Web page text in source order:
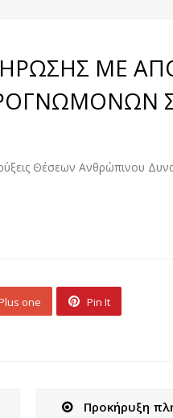
ΜΕ
Θέσεων Ανθρώπινου
one Pin It
Προκήρυξη